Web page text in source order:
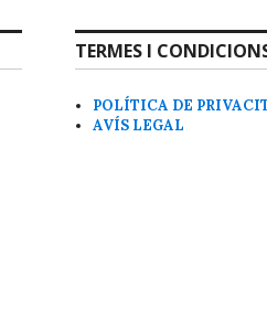
TERMES I
POLÍTICA DE
AVÍS LEGAL